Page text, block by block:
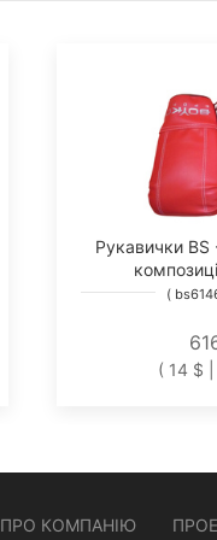
Рукавички BS
(
( 14 $
ПРО КОМПАНІЮ